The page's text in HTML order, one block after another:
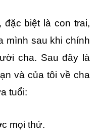
biệt là con trai,
mình sau khi chính
cha. Sau đây là
và của tôi về cha
tuổi:
mọi thứ.